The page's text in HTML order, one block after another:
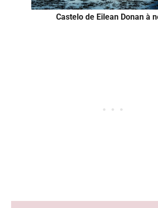
Castelo de Eilean Donan à